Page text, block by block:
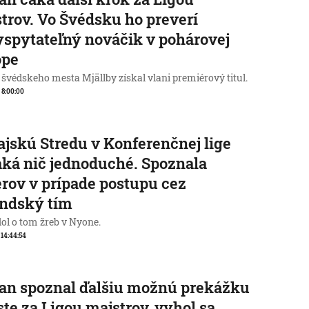
Vo Švédsku ho preverí
nováčik v pohárovej
mesta Mjällby získal vlani premiérový titul.
Stredu v Konferenčnej lige
nič jednoduché. Spoznala
v prípade postupu cez
tím
o tom žreb v Nyone.
spoznal ďalšiu možnú prekážku